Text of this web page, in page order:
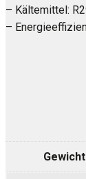
– Kältemittel:
–
Gewicht